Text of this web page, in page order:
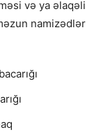
və ya əlaqəli
namizədlər